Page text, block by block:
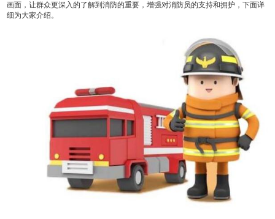
画面，让群众更深入的了解到消防的重要，增强对消防员的支持和拥护，下面详
细为大家介绍。